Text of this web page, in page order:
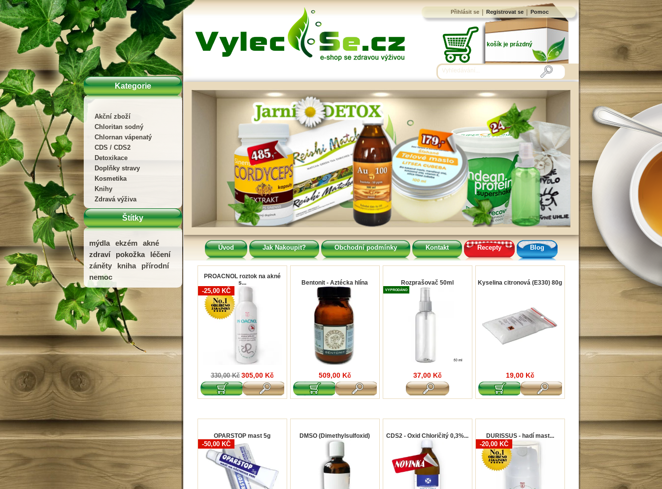
Přihlásit se | Registrovat se | Pomoc
košík je prázdný
Kategorie
Akční zboží
Chloritan sodný
Chlornan vápenatý
CDS / CDS2
Detoxikace
Doplňky stravy
Kosmetika
Knihy
Zdravá výživa
Štítky
mýdla ekzém
akné
zdraví
pokožka
léčení
záněty
kniha
přírodní
nemoc
Úvod Jak Nakoupit? Obchodní podmínky Kontakt Recepty Blog
PROACNOL roztok na akné
s...
-25,00 KČ
330,00 Kč 305,00 Kč
Bentonit - Aztécka hlína
509,00 Kč
Rozprašovač 50ml
VYPRODÁNO
37,00 Kč
Kyselina citronová (E330) 80g
19,00 Kč
OPARSTOP mast 5g
-50,00 KČ
DMSO (Dimethylsulfoxid ) CDS2 - Oxid Chloričitý 0,3%... DURISSUS - hadí mast...
-20,00 KČ